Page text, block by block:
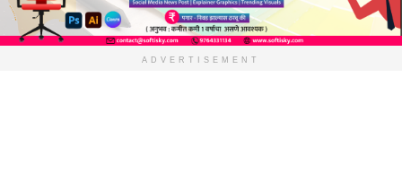
ADVERTISEMENT